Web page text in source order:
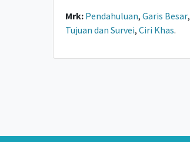
Mrk: Pendahuluan,Garis Besar,
Tujuan dan Survei,Ciri Khas.